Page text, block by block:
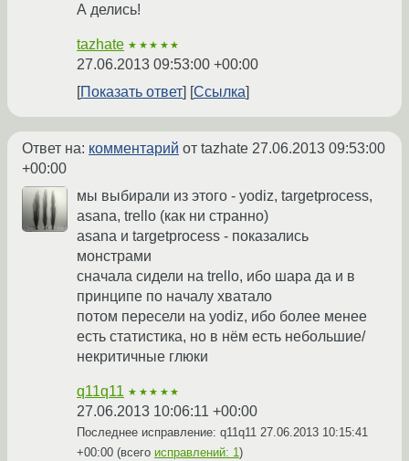
А делись!
tazhate ★★★★★
27.06.2013 09:53:00 +00:00
Показать ответ
Ссылка
Ответ на: комментарий от tazhate 27.06.2013 09:53:00
+00:00
мы выбирали из этого - yodiz, targetprocess,
asana, trello (как ни странно)
asana и targetprocess - показались
монстрами
сначала сидели на trello, ибо шара да и в
принципе по началу хватало
потом пересели на yodiz, ибо более менее
есть статистика, но в нём есть небольшие/
некритичные глюки
q11q11 ★★★★★
27.06.2013 10:06:11 +00:00
Последнее исправление: q11q11 27.06.2013 10:15:41
+00:00 (всего исправлений: 1)